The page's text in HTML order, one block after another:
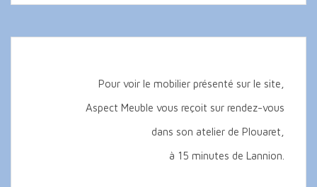
Pour voir le mobilier présenté sur le site,
Aspect Meuble vous reçoit sur rendez-vous
dans son atelier de Plouaret,
à 15 minutes de Lannion.